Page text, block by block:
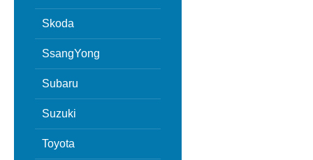
Skoda
SsangYong
Subaru
Suzuki
Toyota